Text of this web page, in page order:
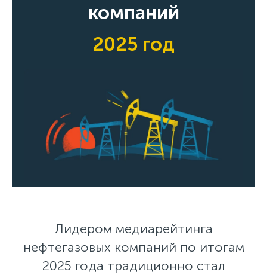
компаний
2025 год
Лидером медиарейтинга
нефтегазовых компаний по итогам
2025 года традиционно стал